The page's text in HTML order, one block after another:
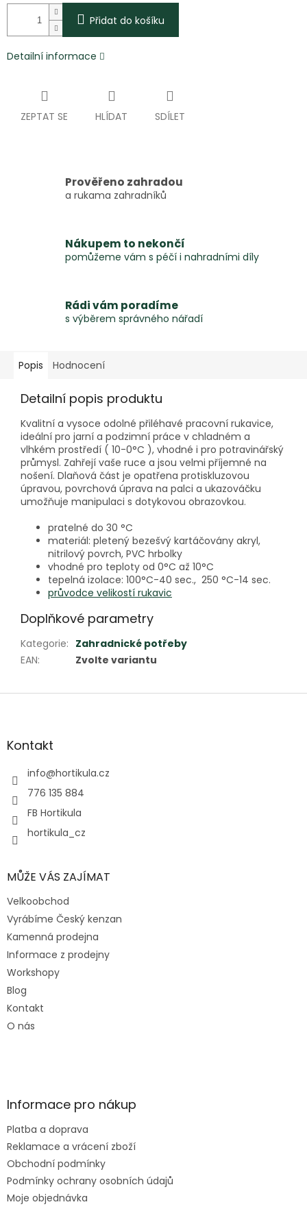
Přidat do košíku
Detailní informace
ZEPTAT SE HLÍDAT SDÍLET
Prověřeno zahradou
a rukama zahradníků
Nákupem to nekončí
pomůžeme vám s péčí i nahradními díly
Rádi vám poradíme
s výběrem správného nářadí
Popis Hodnocení
Detailní popis produktu
Kvalitní a vysoce odolné přiléhavé pracovní rukavice,
ideální pro jarní a podzimní práce v chladném a
vlhkém prostředí ( 10-0°C ), vhodné i pro potravinářský
průmysl. Zahřejí vaše ruce a jsou velmi příjemné na
nošení. Dlaňová část je opatřena protiskluzovou
úpravou, povrchová úprava na palci a ukazováčku
umožňuje manipulaci s dotykovou obrazovkou.
pratelné do 30 °C
materiál: pletený bezešvý kartáčovány akryl,
nitrilový povrch, PVC hrbolky
vhodné pro teploty od 0°C až 10°C
tepelná izolace: 100°C-40 sec., 250 °C-14 sec.
průvodce velikostí rukavic
Doplňkové parametry
Kategorie: Zahradnické potřeby
EAN: Zvolte variantu
Z
aKontakt
info@hortikula.cz
776 135 884
FB Hortikula
hortikula_cz
MŮŽE VÁS ZAJÍMAT
Velkoobchod
Vyrábíme Český kenzan
Kamenná prodejna
Informace z prodejny
Workshopy
Blog
Kontakt
O nás
Informace pro nákup
Platba a doprava
Reklamace a vrácení zboží
Obchodní podmínky
Podmínky ochrany osobních údajů
Moje objednávka